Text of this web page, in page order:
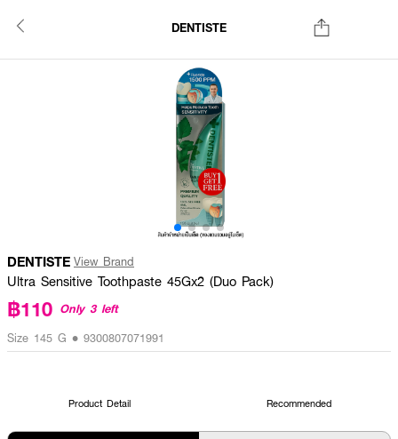
DENTISTE
DENTISTE View Brand
Ultra Sensitive Toothpaste 45Gx2 (Duo Pack)
฿110 Only 3 left
Size 145 G • 9300807071991
Product Detail Recommended